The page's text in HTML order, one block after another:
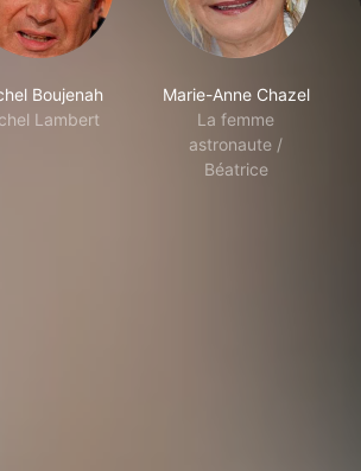
Boujenah
Lambert
Marie-Anne Chazel
La femme
astronaute /
Béatrice